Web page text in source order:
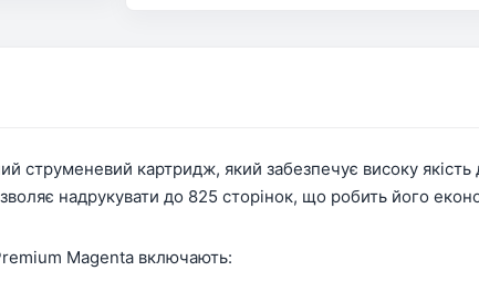
струменевий картридж, який забезпечує високу якість
надрукувати до 825 сторінок, що робить його
Magenta включають: